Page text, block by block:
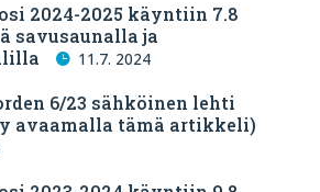
2024-2025 käyntiin 7.8
savusaunalla ja
11.7. 2024
6/23 sähköinen lehti
avaamalla tämä artikkeli)